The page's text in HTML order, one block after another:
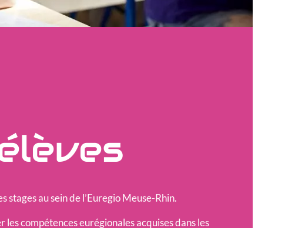
au sein de l’Euregio Meuse-Rhin.
compétences eurégionales acquises dans les